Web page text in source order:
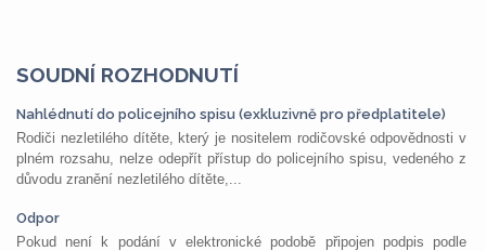
SOUDNÍ ROZHODNUTÍ
Nahlédnutí do policejního spisu (exkluzivně pro předplatitele)
Rodiči nezletilého dítěte, který je nositelem rodičovské odpovědnosti v
plném rozsahu, nelze odepřít přístup do policejního spisu, vedeného z
důvodu zranění nezletilého dítěte,...
Odpor
Pokud není k podání v elektronické podobě připojen podpis podle